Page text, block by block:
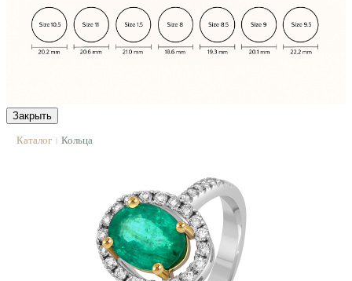
Закрыть
Каталог | Кольца